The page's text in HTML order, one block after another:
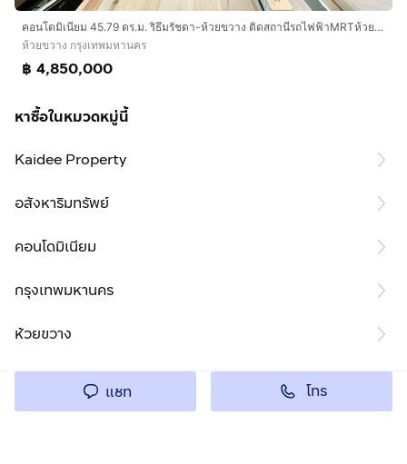
คอนโดมิเนียม 45.79 ตร.ม. ริธึมรัชดา-ห้วยขวาง ติดสถานีรถไฟฟ้าMRTห้วยขวาง ถนนรัชดาภิเษก ถนนสุทธิสาร ถนนลาดพร้าว เขตห้วยขวาง กรุงเทพมหานคร
ห้วยขวาง กรุงเทพมหานคร
฿ 4,850,000
หาซื้อในหมวดหมู่นี้
Kaidee Property
อสังหาริมทรัพย์
คอนโดมิเนียม
กรุงเทพมหานคร
ห้วยขวาง
แชท โทร